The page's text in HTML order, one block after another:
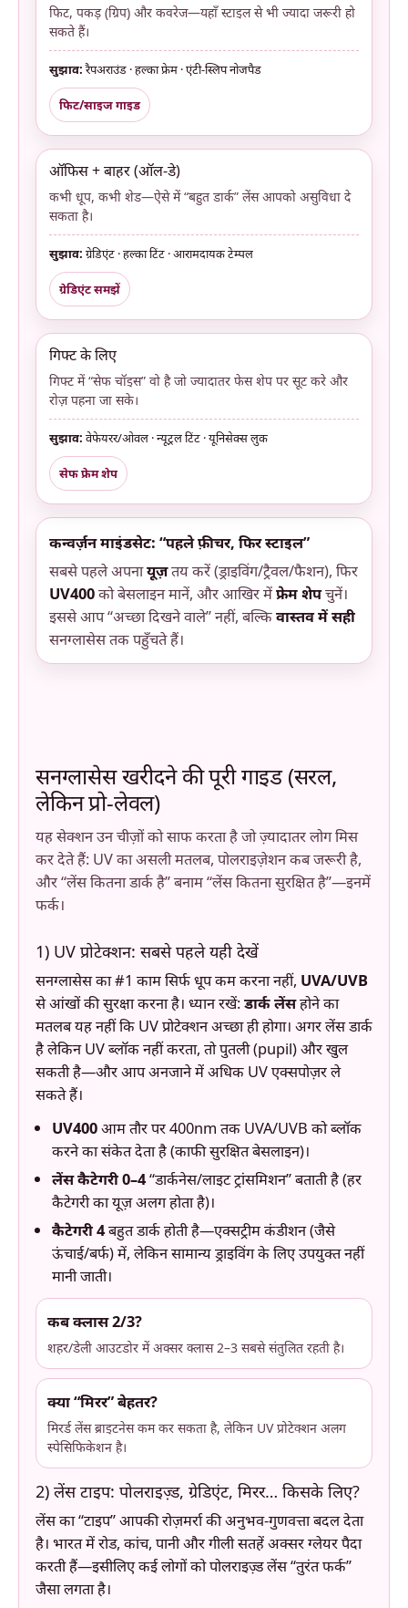
फिट, पकड़ (ग्रिप) और कवरेज—यहाँ स्टाइल से भी ज्यादा जरूरी हो
सकते हैं।
सुझाव:रैपअराउंड · हल्का फ्रेम · एंटी-स्लिप नोजपैड
फिट/साइज गाइड
ऑफिस + बाहर (ऑल-डे)
कभी धूप, कभी शेड—ऐसे में “बहुत डार्क” लेंस आपको असुविधा दे
सकता है।
सुझाव: ग्रेडिएंट · हल्का टिंट · आरामदायक टेम्पल
ग्रेडिएंट समझें
गिफ्ट के लिए
गिफ्ट में “सेफ चॉइस” वो है जो ज्यादातर फेस शेप पर सूट करे और
रोज़ पहना जा सके।
सुझाव: वेफेयरर/ओवल · न्यूट्रल टिंट · यूनिसेक्स लुक
सेफ फ्रेम शेप
कन्वर्ज़न माइंडसेट: “पहले फ़ीचर, फिर स्टाइल”
सबसे पहले अपनायूज़तय करें (ड्राइविंग/ट्रैवल/फैशन), फिर
UV400को बेसलाइन मानें, और आखिर मेंफ्रेम शेपचुनें।
इससे आप “अच्छा दिखने वाले” नहीं, बल्किवास्तव में सही
सनग्लासेस तक पहुँचते हैं।
सनग्लासेस खरीदने की पूरी गाइड (सरल,
लेकिन प्रो-लेवल)
यह सेक्शन उन चीज़ों को साफ करता है जो ज़्यादातर लोग मिस
कर देते हैं: UV का असली मतलब, पोलराइज़ेशन कब जरूरी है,
और “लेंस कितना डार्क है” बनाम “लेंस कितना सुरक्षित है”—इनमें
फर्क।
1) UV प्रोटेक्शन: सबसे पहले यही देखें
सनग्लासेस का #1 काम सिर्फ धूप कम करना नहीं, UVA/UVB
से आंखों की सुरक्षा करना है। ध्यान रखें:डार्क लेंसहोने का
मतलब यह नहीं कि UV प्रोटेक्शन अच्छा ही होगा। अगर लेंस डार्क
है लेकिन UV ब्लॉक नहीं करता, तो पुतली (pupil) और खुल
सकती है—और आप अनजाने में अधिक UV एक्सपोज़र ले
सकते हैं।
UV400आम तौर पर 400nm तक UVA/UVB को ब्लॉक
करने का संकेत देता है (काफी सुरक्षित बेसलाइन)।
लेंस कैटेगरी 0–4“डार्कनेस/लाइट ट्रांसमिशन” बताती है (हर
कैटेगरी का यूज़ अलग होता है)।
कैटेगरी 4बहुत डार्क होती है—एक्सट्रीम कंडीशन (जैसे
ऊंचाई/बर्फ) में, लेकिन सामान्य ड्राइविंग के लिए उपयुक्त नहीं
मानी जाती।
कब क्लास 2/3?
शहर/डेली आउटडोर में अक्सर क्लास 2–3 सबसे संतुलित रहती है।
क्या “मिरर” बेहतर?
मिरर्ड लेंस ब्राइटनेस कम कर सकता है, लेकिन UV प्रोटेक्शन अलग
स्पेसिफिकेशन है।
2) लेंस टाइप: पोलराइज़्ड, ग्रेडिएंट, मिरर… किसके लिए?
लेंस का “टाइप” आपकी रोज़मर्रा की अनुभव-गुणवत्ता बदल देता
है। भारत में रोड, कांच, पानी और गीली सतहें अक्सर ग्लेयर पैदा
करती हैं—इसीलिए कई लोगों को पोलराइज़्ड लेंस “तुरंत फर्क”
जैसा लगता है।